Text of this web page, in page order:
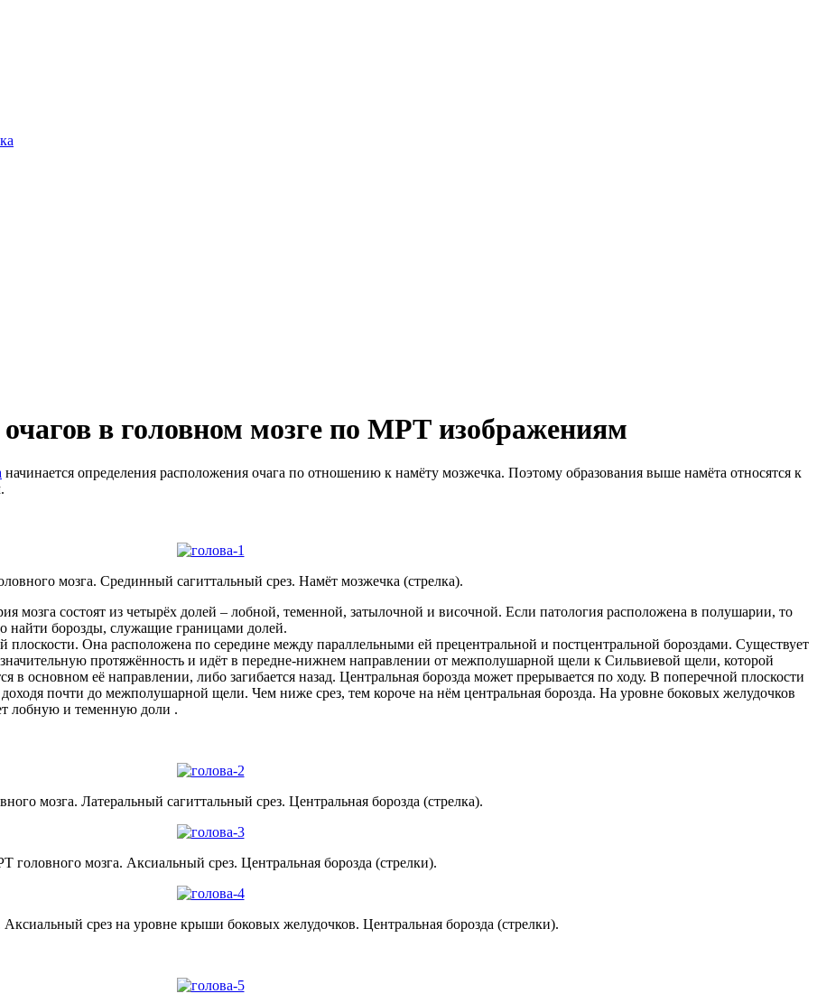
в головном мозге по МРТ изображениям
начинается определения расположения очага по отношению к намёту мозжечка. Поэтому образования выше намёта относятся к
мозга. Срединный сагиттальный срез. Намёт мозжечка (стрелка).
состоят из четырёх долей – лобной, теменной, затылочной и височной. Если патология расположена в полушарии, то
найти борозды, служащие границами долей.
плоскости. Она расположена по середине между параллельными ей прецентральной и постцентральной бороздами. Существует
протяжённость и идёт в передне-нижнем направлении от межполушарной щели к Сильвиевой щели, которой
в основном её направлении, либо загибается назад. Центральная борозда может прерывается по ходу. В поперечной плоскости
почти до межполушарной щели. Чем ниже срез, тем короче на нём центральная борозда. На уровне боковых желудочков
лобную и теменную доли .
мозга. Латеральный сагиттальный срез. Центральная борозда (стрелка).
головного мозга. Аксиальный срез. Центральная борозда (стрелки).
срез на уровне крыши боковых желудочков. Центральная борозда (стрелки).